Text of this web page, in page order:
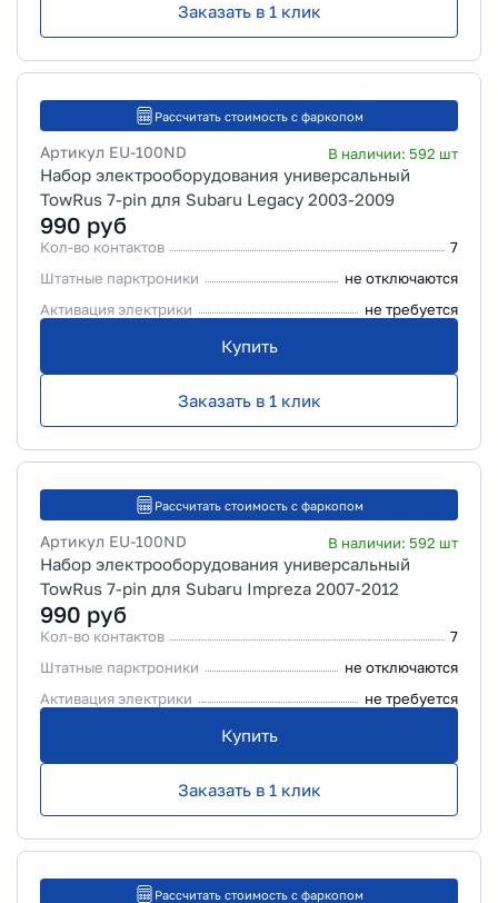
Заказать в 1 клик
Рассчитать стоимость с фаркопом
Артикул EU-100ND В наличии: 592 шт
Набор электрооборудования универсальный
TowRus 7-pin для Subaru Legacy 2003-2009
990 руб
Кол-во контактов
7
Штатные парктроники
не отключаются
Активация электрики
не требуется
Купить
Заказать в 1 клик
Рассчитать стоимость с фаркопом
Артикул EU-100ND В наличии: 592 шт
Набор электрооборудования универсальный
TowRus 7-pin для Subaru Impreza 2007-2012
990 руб
Кол-во контактов
7
Штатные парктроники
не отключаются
Активация электрики
не требуется
Купить
Заказать в 1 клик
Рассчитать стоимость с фаркопом